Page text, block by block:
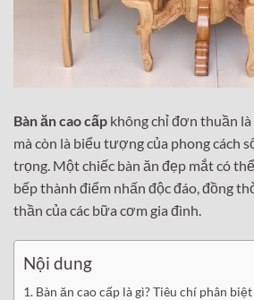
Bàn ăn cao cấp không chỉ đơn thuần
mà còn là biểu tượng của phong cách
trọng. Một chiếc bàn ăn đẹp mắt có
bếp thành điểm nhấn độc đáo, đồng
thần của các bữa cơm gia đình.
Nội dung
Bàn ăn cao cấp là gì? Tiêu chí phân biệt